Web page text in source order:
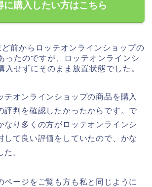
に購入したい方はこちら
前からロッテオンラインショップの
ったのですが、ロッテオンラインシ
入せずにそのまま放置状態でした。
テオンラインショップの商品を購入
評判を確認したかったからです。で
なり多くの方がロッテオンラインシ
して良い評価をしていたので、かな
た。
ページをご覧も方も私と同じように